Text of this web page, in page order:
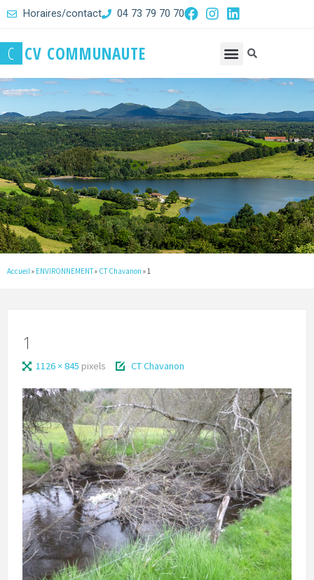
Horaires/contact 04 73 79 70 70
C CV COMMUNAUTE
Accueil » ENVIRONNEMENT» CT Chavanon » 1
1
1126 × 845 pixels CT Chavanon